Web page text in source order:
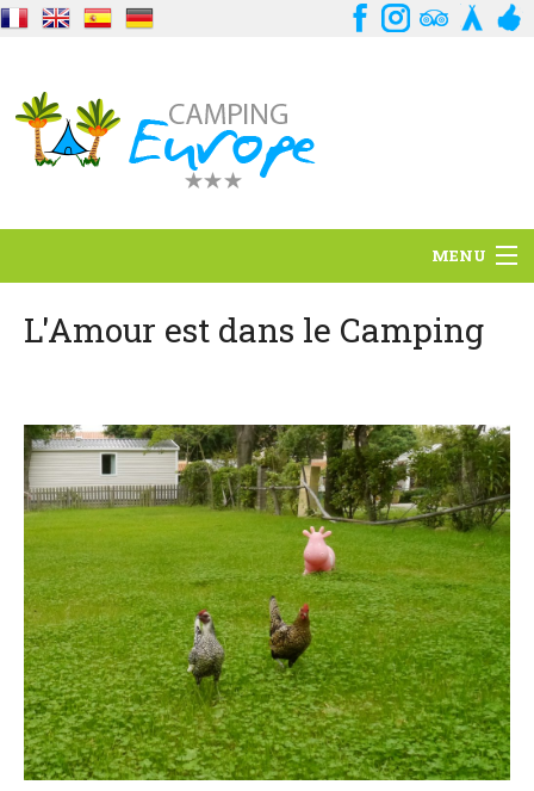
MENU
Standort
Dienstleistungen
Kontakt
Lage und Zufahrt
Kontaktformular
Dokumentation
Nachrichten
Mobilheim und Preise
L'Amour est dans le Camping